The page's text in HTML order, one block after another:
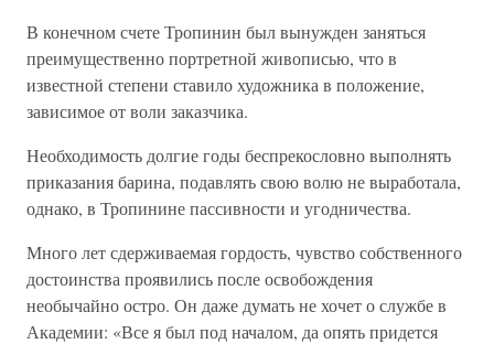
В конечном счете Тропинин был вынужден заняться
преимущественно портретной живописью, что в
известной степени ставило художника в положение,
зависимое от воли заказчика.
Необходимость долгие годы беспрекословно выполнять
приказания барина, подавлять свою волю не выработала,
однако, в Тропинине пассивности и угодничества.
Много лет сдерживаемая гордость, чувство собственного
достоинства проявились после освобождения
необычайно остро. Он даже думать не хочет о службе в
Академии: «Все я был под началом, да опять придется